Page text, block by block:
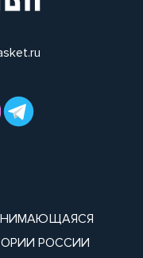
РОССИИ